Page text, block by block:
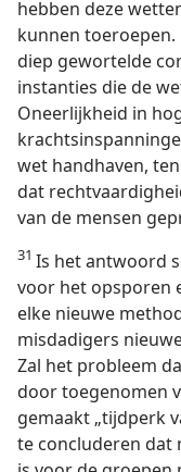
hebben deze
kunnen
diep gewortelde
instanties die de
Oneerlijkheid in
wet handhaven,
dat
van de mensen
31 Is het antwoord
voor het opsporen
elke nieuwe
misdadigers
Zal het probleem
door toegenomen
gemaakt „tijdperk
te concluderen dat